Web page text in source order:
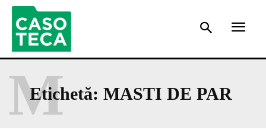
Etichetă: MASTI DE PAR
M